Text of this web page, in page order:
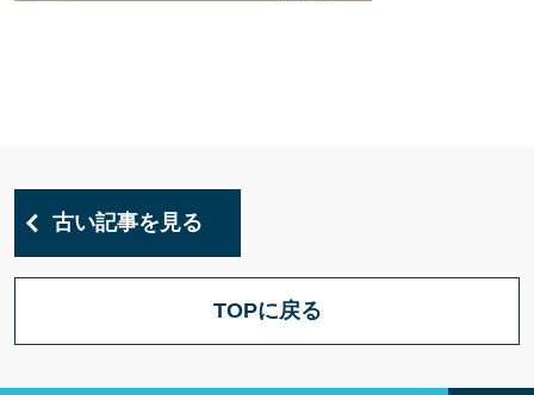
古い記事を見る
TOPに戻る